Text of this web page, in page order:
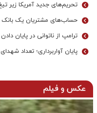
تحریم‌های جدید آمریکا زیر
حساب‌های مشتریان یک
ترامپ از ناتوانی در پایان
پایان آواربرداری؛ تعداد
عکس و فیلم